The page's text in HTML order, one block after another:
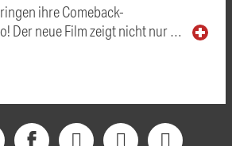
ihre Comeback-
Der neue Film zeigt nicht nur …